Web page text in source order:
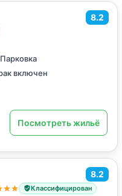
8.2
отдельными кроватями
включен
Посмотреть жильё
8.2
Классифицирован